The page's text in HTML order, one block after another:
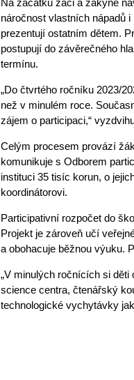
Na začátku žáci a žákyně
náročnost vlastních nápadů
prezentují ostatním dětem.
postupují do závěrečného
termínu.
„Do čtvrtého ročníku 2023/
než v minulém roce.
zájem o participaci,“
Celým procesem provází
komunikuje s Odborem
instituci 35 tisíc korun, o
koordinátorovi.
Participativní rozpočet do
Projekt je zároveň učí
a obohacuje běžnou výuku.
„V minulých ročnících si
science centra, čtenářský
technologické vychytávky